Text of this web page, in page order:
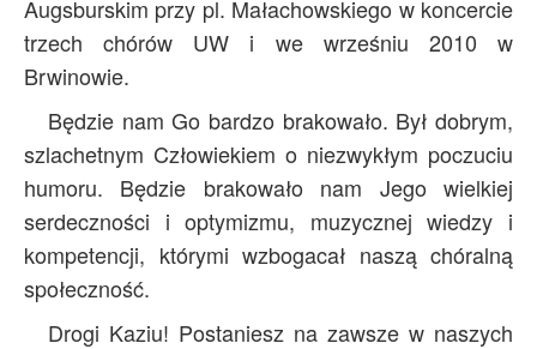
Augsburskim przy pl. Małachowskiego w koncercie
trzech chórów UW i we wrześniu 2010 w
Brwinowie.
Będzie nam Go bardzo brakowało. Był dobrym,
szlachetnym Człowiekiem o niezwykłym poczuciu
humoru. Będzie brakowało nam Jego wielkiej
serdeczności i optymizmu, muzycznej wiedzy i
kompetencji, którymi wzbogacał naszą chóralną
społeczność.
Drogi Kaziu! Postaniesz na zawsze w naszych